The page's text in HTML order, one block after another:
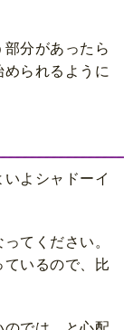
分があったら
られるように
よシャドーイ
てください。
いるので、比